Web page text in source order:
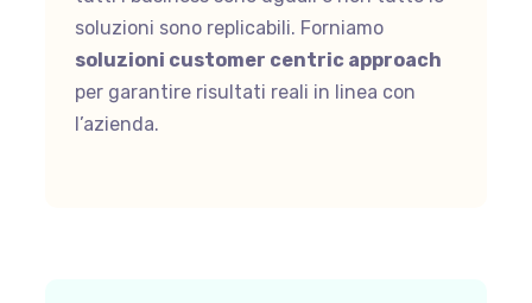
soluzioni sono replicabili. Forniamo
soluzioni customer centric approach
per garantire risultati reali in linea con
l’azienda.